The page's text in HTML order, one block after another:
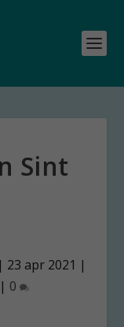
Sint
| 23 apr 2021 |
| 0